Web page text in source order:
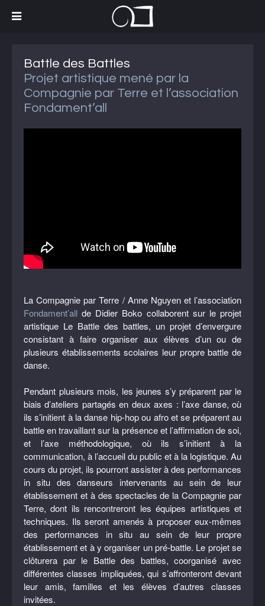
Battle des Battles
Projet artistique mené par la
Compagnie par Terre et l’association
Fondament’all
La Compagnie par Terre / Anne Nguyen et l’association
Fondament’all de Didier Boko collaborent sur le projet
artistique Le Battle des battles, un projet d’envergure
consistant à faire organiser aux élèves d’un ou de
plusieurs établissements scolaires leur propre battle de
danse.
Pendant plusieurs mois, les jeunes s’y préparent par le
biais d’ateliers partagés en deux axes : l’axe danse, où
ils s’initient à la danse hip-hop ou afro et se préparent au
battle en travaillant sur la présence et l’affirmation de soi,
et l’axe méthodologique, où ils s’initient à la
communication, à l’accueil du public et à la logistique. Au
cours du projet, ils pourront assister à des performances
in situ des danseurs intervenants au sein de leur
établissement et à des spectacles de la Compagnie par
Terre, dont ils rencontreront les équipes artistiques et
techniques. Ils seront amenés à proposer eux-mêmes
des performances in situ au sein de leur propre
établissement et à y organiser un pré-battle. Le projet se
clôturera par le Battle des battles, coorganisé avec
différentes classes impliquées, qui s’affronteront devant
leur amis, familles et les élèves d’autres classes
invitées.